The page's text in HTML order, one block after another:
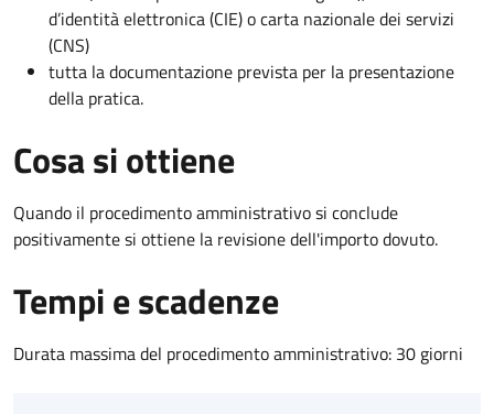
d’identità elettronica (CIE) o carta nazionale dei servizi
(CNS)
tutta la documentazione prevista per la presentazione
della pratica.
Cosa si ottiene
Quando il procedimento amministrativo si conclude
positivamente si ottiene la revisione dell'importo dovuto.
Tempi e scadenze
Durata massima del procedimento amministrativo: 30 giorni